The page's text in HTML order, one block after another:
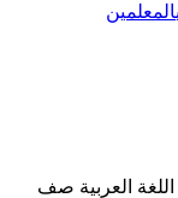
المعلمين
العربية صف